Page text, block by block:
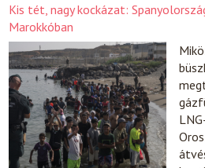
Kis tét, nagy kockázat:
Marokkóban